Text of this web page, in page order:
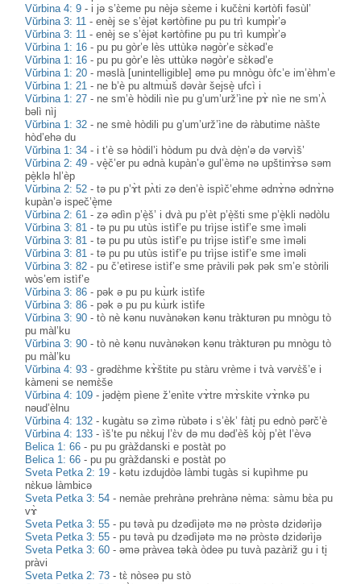
Vŭrbina 4: 9 - i jə s’ɛ̀eme pu nèjə sɛ̀eme i kučɛ̀ni kərtòfi fəsùl’
Vŭrbina 3: 11 -enèj se s’èjət kərtòfine pu pu trì kumpɨ̀r’ə
Vŭrbina 3: 11 -enèj se s’èjət kərtòfine pu pu trì kumpɨ̀r’ə
Vŭrbina 1: 16 -pu pu gòr’e lès uttùkə nəgòr’e sɛ̀kəd’e
Vŭrbina 1: 16 -pu pu gòr’e lès uttùkə nəgòr’e sɛ̀kəd’e
Vŭrbina 1: 20 - məslà [unintelligible] əmə pu mnògu òfc’e im’èhm’e
Vŭrbina 1: 21 - ne b’è pu altmɯ̀š dəvàr šejsè̝ ufcì i
Vŭrbina 1: 27 - ne sm’è hòdili nìe pu g’um’urž’ìne pɤ̀ nìe ne sm’ʌ̀
bəlì nìj
Vŭrbina 1: 32 - ne smè hòdili pu g’um’urž’ìne də ràbutime nàšte
hòd’ehə du
Vŭrbina 1: 34 - i t’è sə hòdil’i hòdum pu dvà dè̝n’ə də vərvìš’
Vŭrbina 2: 49 -vè̝č’er pu ədnà kupàn’ə gul’èmə nə upštinɤ̀sə səm
pè̝klə hl’èp
Vŭrbina 2: 52 -tə pu p’ɤ̀t pʌ̀ti zə den’è ispìč’ehme ədnɤ̀nə ədnɤ̀nə
kupàn’ə ispeč’è̝me
Vŭrbina 2: 61 -zə ədìn p’è̝š’ i dvà pu p’èt p’è̝šti sme p’è̝kli nədòlu
Vŭrbina 3: 81 -tə pu pu utùs istìf’e pu trìjse istìf’e sme ìməli
Vŭrbina 3: 81 -tə pu pu utùs istìf’e pu trìjse istìf’e sme ìməli
Vŭrbina 3: 81 -tə pu pu utùs istìf’e pu trìjse istìf’e sme ìməli
Vŭrbina 3: 82 -pu č’etìrese istìf’e sme pràvili pək pək sm’e stòrili
wòs’em istìf’e
Vŭrbina 3: 86 -pək ə pu pu kɯ̀rk istìfe
Vŭrbina 3: 86 -pək ə pu pu kɯ̀rk istìfe
Vŭrbina 3: 90 -tò nè kənu nuvànəkən kənu tràkturən pu mnògu tò
pu màl’ku
Vŭrbina 3: 90 -tò nè kənu nuvànəkən kənu tràkturən pu mnògu tò
pu màl’ku
Vŭrbina 4: 93 -grədɛ̀hme kɤ̀štite pu stàru vrème i tvà vərvɛ̀š’e i
kàmeni se nemɛ̀še
Vŭrbina 4: 109 - jədè̝m pìene ž’enìte vɤ̀tre mɤ̀skite vɤ̀nkə pu
nəud’èlnu
Vŭrbina 4: 132 - kugàtu sə zìmə rùbətə i s’èk’ fàti̥ pu ednò pərč’è
Vŭrbina 4: 133 -ìš’te pu nɛ̀kuj l’ɛ̀v də mu dəd’èš kòj p’èt l’èvə
Belica 1: 66 -pu pu gràždanski e postàt po
Belica 1: 66 -pu pu gràždanski e postàt po
Sveta Petka 2: 19 - kәtu izdujdòә làmbi tugàs si kupìhme pu
nɛ̀kuә làmbicә
Sveta Petka 3: 54 - nemàe prehrànə prehrànə nèma: sàmu bɛ̀a pu
vɤ̀
Sveta Petka 3: 55 -pu təvà pu dzədìjətə mə nə pròstə dzidərìjə
Sveta Petka 3: 55 -pu təvà pu dzədìjətə mə nə pròstə dzidərìjə
Sveta Petka 3: 60 -əmə pràvea təkà òdeə pu tuvà pazàriž gu i ti̥
pràvi
Sveta Petka 2: 73 -tɛ̀ nòseә pu stò